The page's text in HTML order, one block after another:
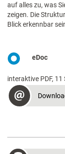
auf alles zu, was
zeigen. Die
Blick erkennbar
eDoc
interaktive PDF,